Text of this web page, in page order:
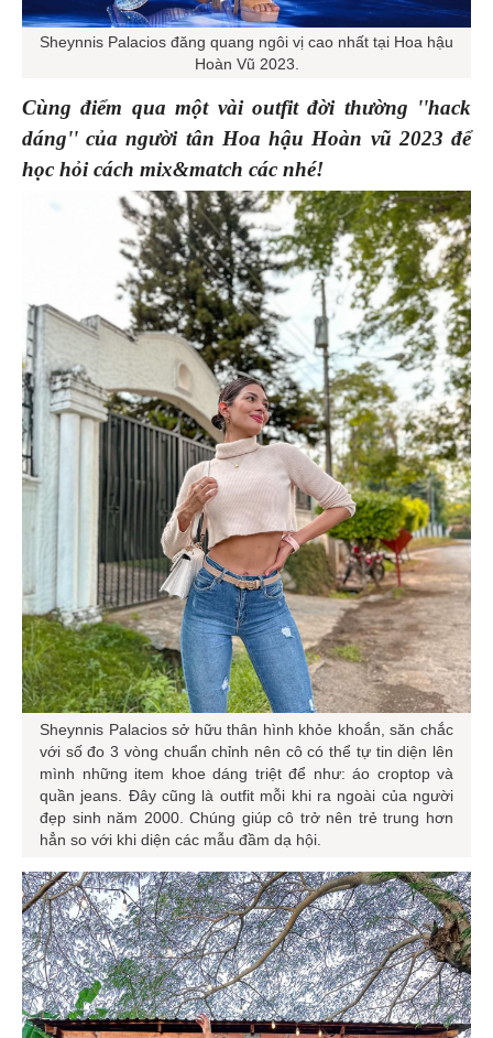
Sheynnis Palacios đăng quang ngôi vị cao nhất tại Hoa hậu
Hoàn Vũ 2023.
Cùng điểm qua một vài outfit đời thường ''hack
dáng'' của người tân Hoa hậu Hoàn vũ 2023 để
học hỏi cách mix&match các nhé!
Sheynnis Palacios sở hữu thân hình khỏe khoắn, săn chắc
với số đo 3 vòng chuẩn chỉnh nên cô có thể tự tin diện lên
mình những item khoe dáng triệt để như: áo croptop và
quần jeans. Đây cũng là outfit mỗi khi ra ngoài của người
đẹp sinh năm 2000. Chúng giúp cô trở nên trẻ trung hơn
hẳn so với khi diện các mẫu đầm dạ hội.